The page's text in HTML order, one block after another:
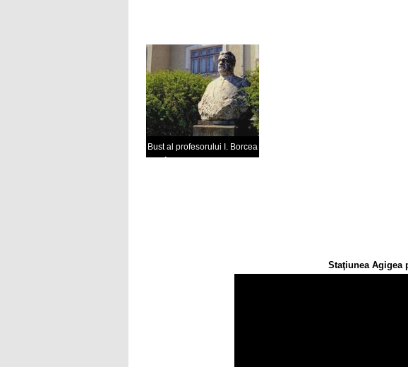
Bust al profesorului I. Borcea
Staţiunea Agigea